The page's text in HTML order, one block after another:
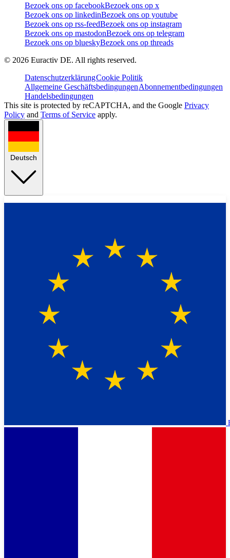
Bezoek ons op facebookBezoek ons op x
Bezoek ons op linkedinBezoek ons op youtube
Bezoek ons op rss-feedBezoek ons op instagram
Bezoek ons op mastodonBezoek ons op telegram
Bezoek ons op blueskyBezoek ons op threads
© 2026 Euractiv DE. All rights reserved.
DatenschutzerklärungCookie Politik
Allgemeine GeschäftsbedingungenAbonnementbedingungen
Handelsbedingungen
This site is protected by reCAPTCHA, and the Google Privacy
Policy and Terms of Service apply.
Deutsch